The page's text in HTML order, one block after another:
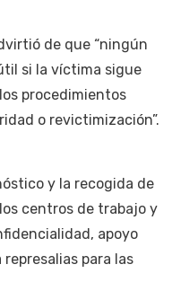
de que “ningún
si la víctima sigue
procedimientos
o revictimización”.
y la recogida de
centros de trabajo y
apoyo
para las